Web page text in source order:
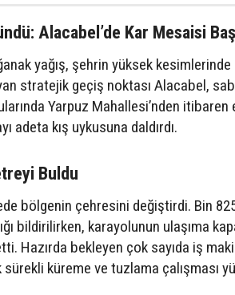
Alacabel’de Kar Mesaisi
yağış, şehrin yüksek kesimlerinde
stratejik geçiş noktası Alacabel,
Yarpuz Mahallesi’nden
adeta kış uykusuna daldırdı.
Buldu
bölgenin çehresini değiştirdi. Bin
bildirilirken, karayolunun ulaşıma
Hazırda bekleyen çok sayıda iş
küreme ve tuzlama çalışması